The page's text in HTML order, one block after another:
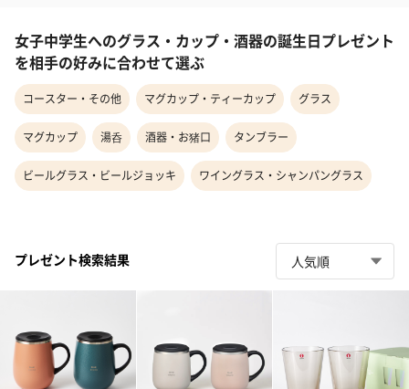
女子中学生へのグラス・カップ・酒器の誕生日プレゼント
を相手の好みに合わせて選ぶ
コースター・その他 マグカップ・ティーカップ グラス
マグカップ 湯呑 酒器・お猪口 タンブラー
ビールグラス・ビールジョッキ ワイングラス・シャンパングラス
プレゼント検索結果